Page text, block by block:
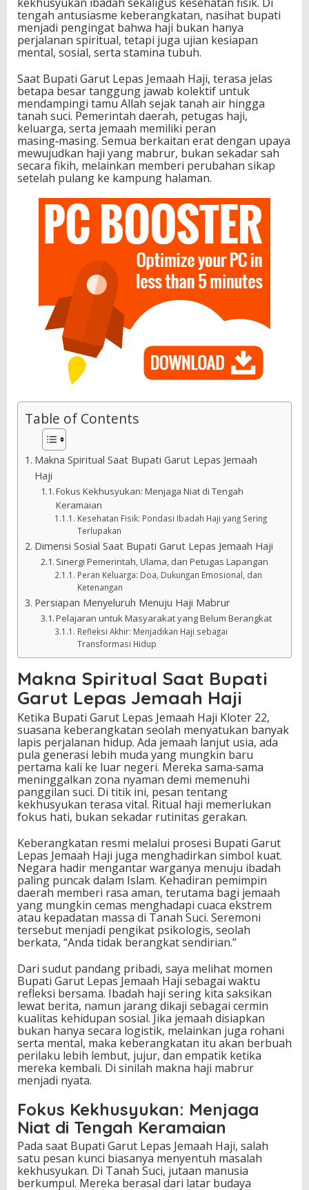
tengah antusiasme keberangkatan, nasihat bupati
menjadi pengingat bahwa haji bukan hanya
perjalanan spiritual, tetapi juga ujian kesiapan
mental, sosial, serta stamina tubuh.
Saat Bupati Garut Lepas Jemaah Haji, terasa jelas
betapa besar tanggung jawab kolektif untuk
mendampingi tamu Allah sejak tanah air hingga
tanah suci. Pemerintah daerah, petugas haji,
keluarga, serta jemaah memiliki peran
masing‑masing. Semua berkaitan erat dengan upaya
mewujudkan haji yang mabrur, bukan sekadar sah
secara fikih, melainkan memberi perubahan sikap
setelah pulang ke kampung halaman.
Table of Contents
Makna Spiritual Saat Bupati Garut Lepas Jemaah
Haji
Fokus Kekhusyukan: Menjaga Niat di Tengah
Keramaian
Kesehatan Fisik: Pondasi Ibadah Haji yang Sering
Terlupakan
Dimensi Sosial Saat Bupati Garut Lepas Jemaah Haji
Sinergi Pemerintah, Ulama, dan Petugas Lapangan
Peran Keluarga: Doa, Dukungan Emosional, dan
Ketenangan
Persiapan Menyeluruh Menuju Haji Mabrur
Pelajaran untuk Masyarakat yang Belum Berangkat
Refleksi Akhir: Menjadikan Haji sebagai
Transformasi Hidup
Makna Spiritual Saat Bupati
Garut Lepas Jemaah Haji
Ketika Bupati Garut Lepas Jemaah Haji Kloter 22,
suasana keberangkatan seolah menyatukan banyak
lapis perjalanan hidup. Ada jemaah lanjut usia, ada
pula generasi lebih muda yang mungkin baru
pertama kali ke luar negeri. Mereka sama‑sama
meninggalkan zona nyaman demi memenuhi
panggilan suci. Di titik ini, pesan tentang
kekhusyukan terasa vital. Ritual haji memerlukan
fokus hati, bukan sekadar rutinitas gerakan.
Keberangkatan resmi melalui prosesi Bupati Garut
Lepas Jemaah Haji juga menghadirkan simbol kuat.
Negara hadir mengantar warganya menuju ibadah
paling puncak dalam Islam. Kehadiran pemimpin
daerah memberi rasa aman, terutama bagi jemaah
yang mungkin cemas menghadapi cuaca ekstrem
atau kepadatan massa di Tanah Suci. Seremoni
tersebut menjadi pengikat psikologis, seolah
berkata, “Anda tidak berangkat sendirian.”
Dari sudut pandang pribadi, saya melihat momen
Bupati Garut Lepas Jemaah Haji sebagai waktu
refleksi bersama. Ibadah haji sering kita saksikan
lewat berita, namun jarang dikaji sebagai cermin
kualitas kehidupan sosial. Jika jemaah disiapkan
bukan hanya secara logistik, melainkan juga rohani
serta mental, maka keberangkatan itu akan berbuah
perilaku lebih lembut, jujur, dan empatik ketika
mereka kembali. Di sinilah makna haji mabrur
menjadi nyata.
Fokus Kekhusyukan: Menjaga
Niat di Tengah Keramaian
Pada saat Bupati Garut Lepas Jemaah Haji, salah
satu pesan kunci biasanya menyentuh masalah
kekhusyukan. Di Tanah Suci, jutaan manusia
berkumpul. Mereka berasal dari latar budaya